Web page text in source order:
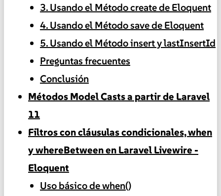
3. Usando el Método create de Eloquent
4. Usando el Método save de Eloquent
5. Usando el Método insert y lastInsertId
Preguntas frecuentes
Conclusión
Métodos Model Casts a partir de Laravel
11
Filtros con cláusulas condicionales, when
y whereBetween en Laravel Livewire -
Eloquent
Uso básico de when()